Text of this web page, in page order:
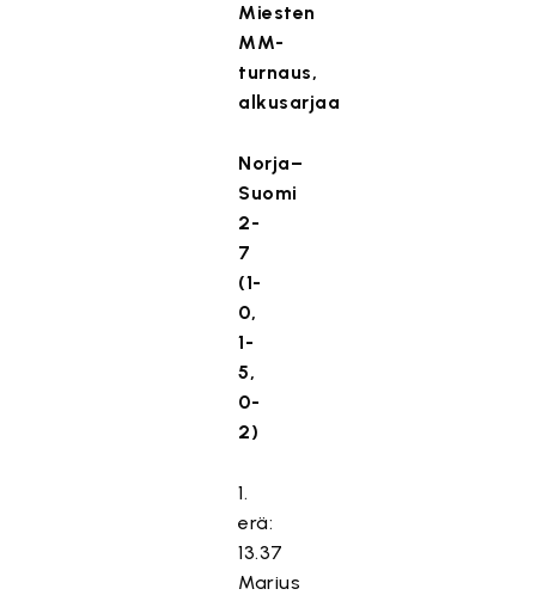
Miesten
MM-
turnaus,
alkusarjaa
Norja–
Suomi
2-
7
(1-
0,
1-
5,
0-
2)
1.
erä:
13.37
Marius